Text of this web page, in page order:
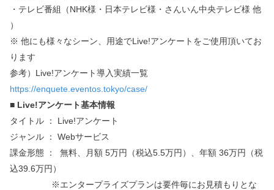
・テレビ番組（NHK様・日本テレビ様・さんいん中央テレビ様 他
）
※ 他にも様々なシーン、用途でLive!アンケートをご使用頂いてお
ります
参考）Live!アンケート導入実績一覧
https://enquete.eventos.tokyo/case/
■ Live!アンケート基本情報
タイトル ： Live!アンケート
ジャンル ： Webサービス
課金形態 ： 無料、月額 5万円（税込5.5万円）、年額 36万円（税
込39.6万円）
※エンタープライズプランは要件毎にお見積もりとな